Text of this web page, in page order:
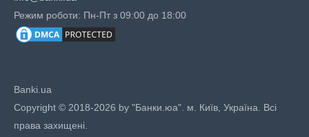
Режим роботи: Пн-Пт з 09:00 до 18:00
Banki.ua
Copyright © 2018-2026 by "Банки.юа". м. Київ, Україна. Всі
права захищені.